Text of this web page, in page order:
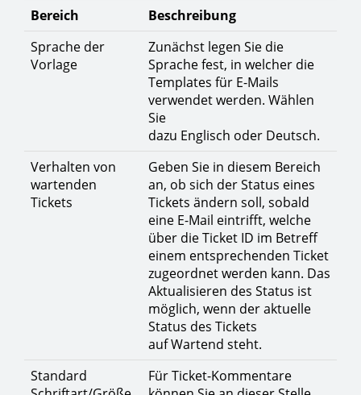
Bereich
Beschreibung
Sprache der
Vorlage
Zunächst legen Sie die
Sprache fest, in welcher die
Templates für E-Mails
verwendet werden. Wählen
Sie
dazu Englisch oder Deutsch.
Verhalten von
wartenden
Tickets
Geben Sie in diesem Bereich
an, ob sich der Status eines
Tickets ändern soll, sobald
eine E-Mail eintrifft, welche
über die Ticket ID im Betreff
einem entsprechenden Ticket
zugeordnet werden kann. Das
Aktualisieren des Status ist
möglich, wenn der aktuelle
Status des Tickets
auf Wartend steht.
Standard
Für Ticket-Kommentare